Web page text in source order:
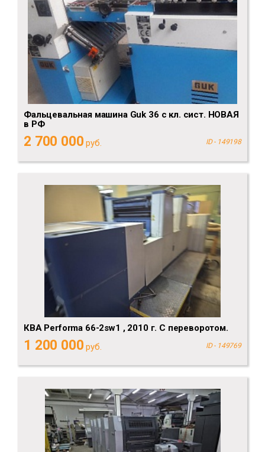
Фальцевальная машина Guk 36 с кл. сист. НОВАЯ
в РФ
2 700 000 руб. ID - 149198
КBA Performa 66-2sw1 , 2010 г. С переворотом.
1 200 000 руб. ID - 149769